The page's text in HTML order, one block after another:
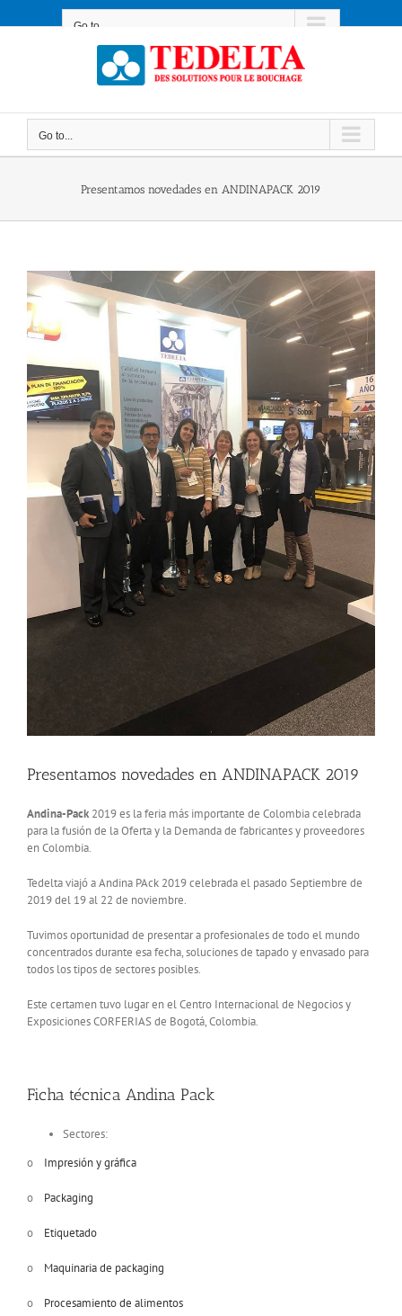
to
Go to...
Go to...
Presentamos novedades en ANDINAPACK 2019
Presentamos novedades en ANDINAPACK 2019
Andina-Pack 2019 es la feria más importante de Colombia celebrada
para la fusión de la Oferta y la Demanda de fabricantes y proveedores
en Colombia.
Tedelta viajó a Andina PAck 2019 celebrada el pasado Septiembre de
2019 del 19 al 22 de noviembre.
Tuvimos oportunidad de presentar a profesionales de todo el mundo
concentrados durante esa fecha, soluciones de tapado y envasado para
todos los tipos de sectores posibles.
Este certamen tuvo lugar en el Centro Internacional de Negocios y
Exposiciones CORFERIAS de Bogotá, Colombia.
Ficha técnica Andina Pack
Sectores:
o Impresión y gráfica
o Packaging
o Etiquetado
o Maquinaria de packaging
o Procesamiento de alimentos